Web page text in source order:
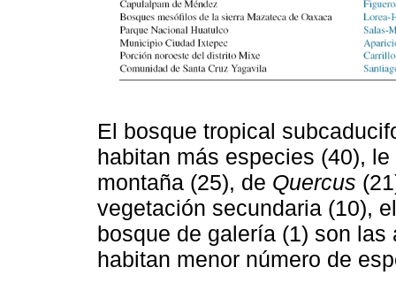
El bosque tropical
habitan más especies (40),
montaña (25), de Quercus
vegetación secundaria (10),
bosque de galería (1) son
habitan menor número de